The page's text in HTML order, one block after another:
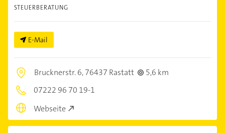
STEUERBERATUNG
E-Mail
Brucknerstr. 6,76437 Rastatt
5,6 km
07222 96 70 19-1
Webseite